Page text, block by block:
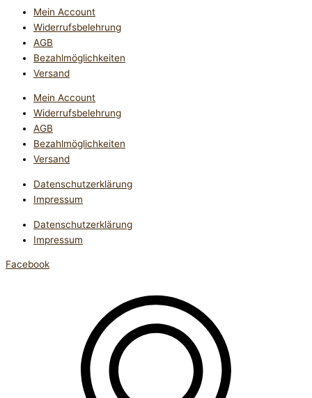
Mein Account
Widerrufsbelehrung
AGB
Bezahlmöglichkeiten
Versand
Mein Account
Widerrufsbelehrung
AGB
Bezahlmöglichkeiten
Versand
Datenschutzerklärung
Impressum
Datenschutzerklärung
Impressum
Facebook